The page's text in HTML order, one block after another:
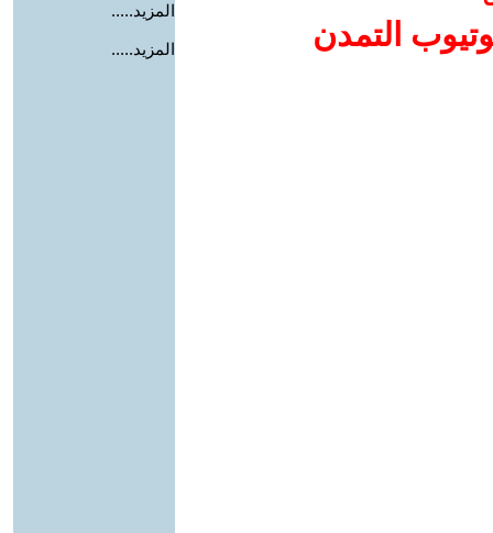
التمدن
المزيد.....
المزيد.....